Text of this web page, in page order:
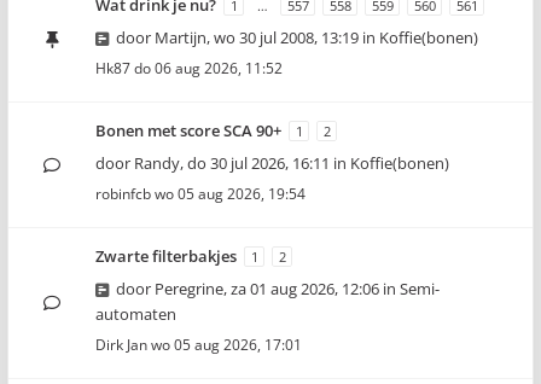
Wat drink je nu? 1 … 557 558 559 560 561
door Martijn,wo 30 jul 2008, 13:19 in Koffie(bonen)
Hk87do 06 aug 2026, 11:52
Bonen met score SCA 90+ 1 2
door Randy,do 30 jul 2026, 16:11 in Koffie(bonen)
robinfcbwo 05 aug 2026, 19:54
Zwarte filterbakjes 1 2
door Peregrine,za 01 aug 2026, 12:06 in Semi-
automaten
Dirk Janwo 05 aug 2026, 17:01